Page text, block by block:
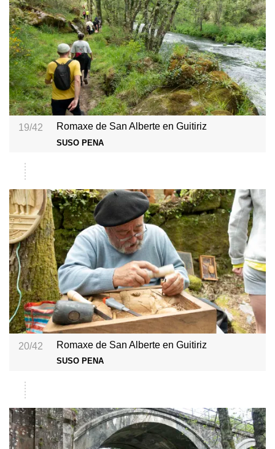
19/42 Romaxe de San Alberte en Guitiriz
SUSO PENA
20/42 Romaxe de San Alberte en Guitiriz
SUSO PENA